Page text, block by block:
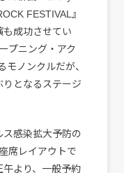
FESTIVAL』
成功させてい
プニング・アク
モノンクルだが、
となるステージ
感染拡大予防の
席レイアウトで
より、一般予約